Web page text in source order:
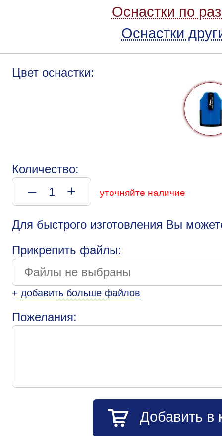
Оснастки по
Оснастки
Цвет оснастки:
Количество:
– + уточняйте наличие
Для быстрого изготовления Вы
Прикрепить файлы:
+ добавить больше файлов
Пожелания:
Добавить в